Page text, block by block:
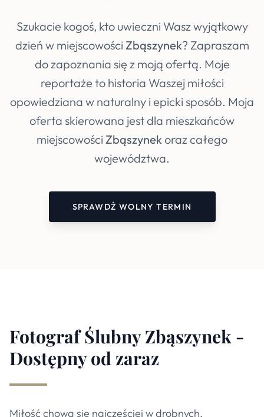
Szukacie kogoś, kto uwieczni Wasz wyjątkowy
dzień w miejscowości Zbąszynek? Zapraszam
do zapoznania się z moją ofertą. Moje
reportaże to historia Waszej miłości
opowiedziana w naturalny i epicki sposób. Moja
oferta skierowana jest dla mieszkańców
miejscowości Zbąszynekoraz całego
województwa.
SPRAWDŹ WOLNY TERMIN
Fotograf Ślubny Zbąszynek -
Dostępny od zaraz
Miłość chowa się najczęściej w drobnych,